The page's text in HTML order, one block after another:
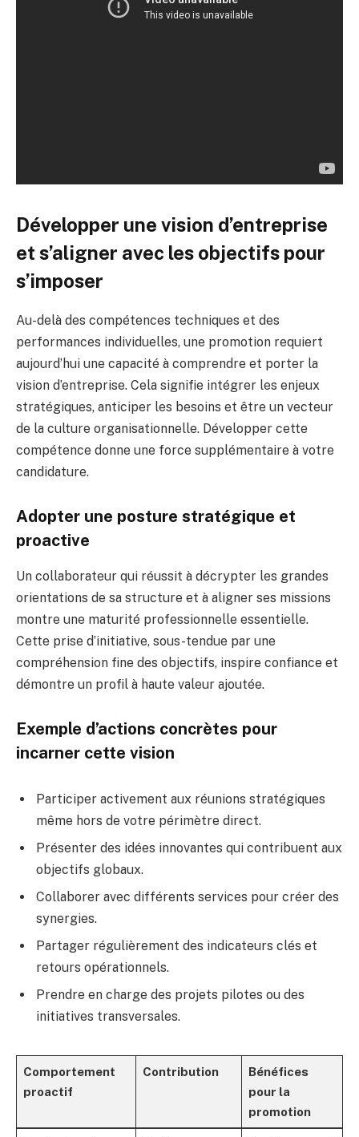
Développer une vision d’entreprise
et s’aligner avec les objectifs pour
s’imposer
Au-delà des compétences techniques et des
performances individuelles, une promotion requiert
aujourd’hui une capacité à comprendre et porter la
vision d’entreprise. Cela signifie intégrer les enjeux
stratégiques, anticiper les besoins et être un vecteur
de la culture organisationnelle. Développer cette
compétence donne une force supplémentaire à votre
candidature.
Adopter une posture stratégique et
proactive
Un collaborateur qui réussit à décrypter les grandes
orientations de sa structure et à aligner ses missions
montre une maturité professionnelle essentielle.
Cette prise d’initiative, sous-tendue par une
compréhension fine des objectifs, inspire confiance et
démontre un profil à haute valeur ajoutée.
Exemple d’actions concrètes pour
incarner cette vision
Participer activement aux réunions stratégiques
même hors de votre périmètre direct.
Présenter des idées innovantes qui contribuent aux
objectifs globaux.
Collaborer avec différents services pour créer des
synergies.
Partager régulièrement des indicateurs clés et
retours opérationnels.
Prendre en charge des projets pilotes ou des
initiatives transversales.
Comportement
proactif
Contribution
Bénéfices
pour la
promotion